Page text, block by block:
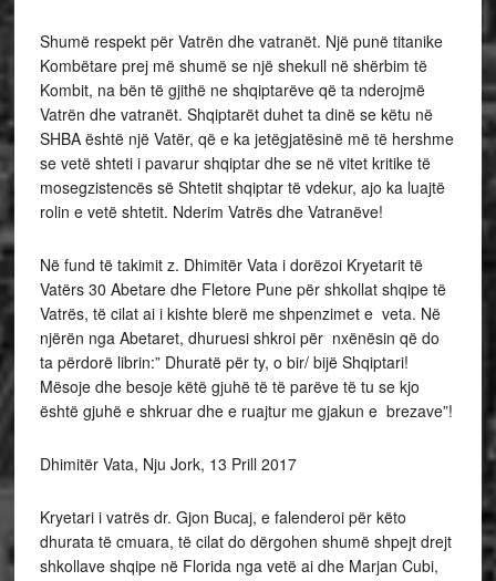
Shumë respekt për Vatrën dhe vatranët. Një punë titanike
Kombëtare prej më shumë se një shekull në shërbim të
Kombit, na bën të gjithë ne shqiptarëve që ta nderojmë
Vatrën dhe vatranët. Shqiptarët duhet ta dinë se këtu në
SHBA është një Vatër, që e ka jetëgjatësinë më të hershme
se vetë shteti i pavarur shqiptar dhe se në vitet kritike të
mosegzistencës së Shtetit shqiptar të vdekur, ajo ka luajtë
rolin e vetë shtetit. Nderim Vatrës dhe Vatranëve!
Në fund të takimit z. Dhimitër Vata i dorëzoi Kryetarit të
Vatërs 30 Abetare dhe Fletore Pune për shkollat shqipe të
Vatrës, të cilat ai i kishte blerë me shpenzimet e veta. Në
njërën nga Abetaret, dhuruesi shkroi për nxënësin që do
ta përdorë librin:” Dhuratë për ty, o bir/ bijë Shqiptari!
Mësoje dhe besoje këtë gjuhë të të parëve të tu se kjo
është gjuhë e shkruar dhe e ruajtur me gjakun e brezave”!
Dhimitër Vata, Nju Jork, 13 Prill 2017
Kryetari i vatrës dr. Gjon Bucaj, e falenderoi për këto
dhurata të cmuara, të cilat do dërgohen shumë shpejt drejt
shkollave shqipe në Florida nga vetë ai dhe Marjan Cubi,